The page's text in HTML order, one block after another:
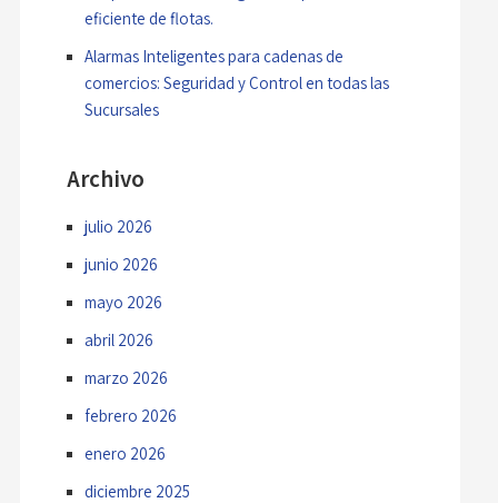
eficiente de flotas.
Alarmas Inteligentes para cadenas de
comercios: Seguridad y Control en todas las
Sucursales
Archivo
julio 2026
junio 2026
mayo 2026
abril 2026
marzo 2026
febrero 2026
enero 2026
diciembre 2025